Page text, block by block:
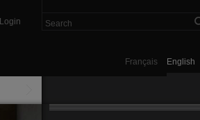
Login
Français English